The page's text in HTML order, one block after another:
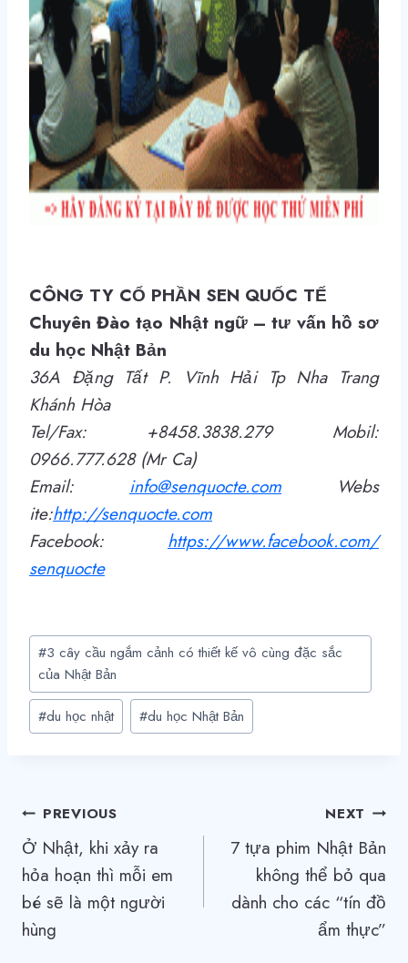
CÔNG TY CỔ PHẦN SEN QUỐC TẾ
Chuyên Đào tạo Nhật ngữ – tư vấn hồ sơ
du học Nhật Bản
36A Đặng Tất P. Vĩnh Hải Tp Nha Trang
Khánh Hòa
Tel/Fax: +8458.3838.279 Mobil:
0966.777.628 (Mr Ca)
Email: info@senquocte.com
Webs
ite:http://senquocte.com
Facebook:
https://www.facebook.com/
senquocte
Post
Tags:
#3 cây cầu ngắm cảnh có thiết kế vô cùng đặc sắc
của Nhật Bản
#du học nhật #du học Nhật Bản
Điều
hướng
bài
viết
PREVIOUS
Ở Nhật, khi xảy ra
hỏa hoạn thì mỗi em
bé sẽ là một người
hùng
NEXT
7 tựa phim Nhật Bản
không thể bỏ qua
dành cho các “tín đồ
ẩm thực”